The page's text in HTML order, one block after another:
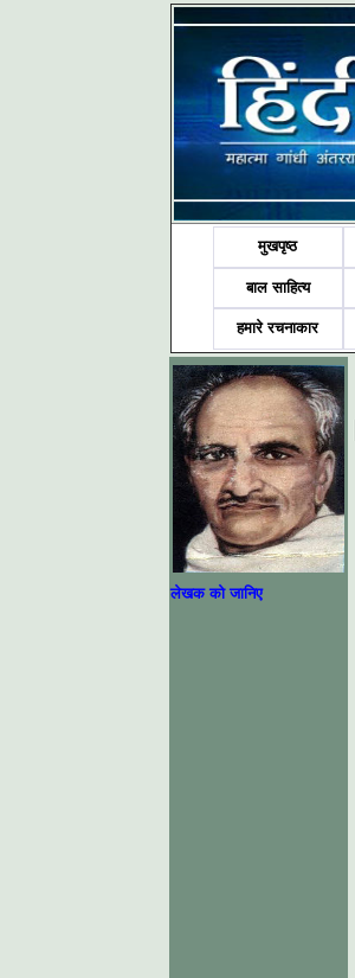
मुखपृष्ठ
बाल साहित्य
हमारे रचनाकार
लेखक को जानिए